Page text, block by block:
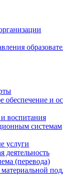
обеспечение и
воспитания
системам
услуги
деятельность
(перевода)